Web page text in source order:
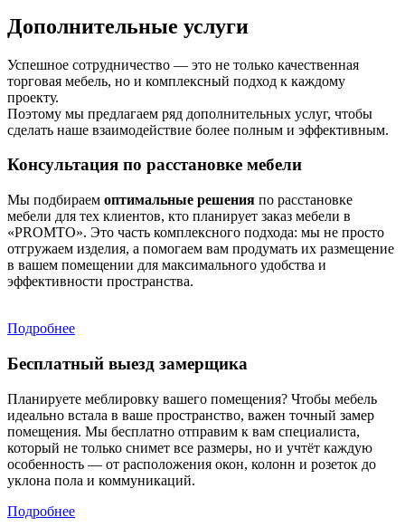
Дополнительные услуги
Успешное сотрудничество — это не только качественная
торговая мебель, но и комплексный подход к каждому
проекту.
Поэтому мы предлагаем ряд дополнительных услуг, чтобы
сделать наше взаимодействие более полным и эффективным.
Консультация по расстановке мебели
Мы подбираем оптимальные решения по расстановке
мебели для тех клиентов, кто планирует заказ мебели в
«PROMTO». Это часть комплексного подхода: мы не просто
отгружаем изделия, а помогаем вам продумать их размещение
в вашем помещении для максимального удобства и
эффективности пространства.
Подробнее
Бесплатный выезд замерщика
Планируете меблировку вашего помещения? Чтобы мебель
идеально встала в ваше пространство, важен точный замер
помещения. Мы бесплатно отправим к вам специалиста,
который не только снимет все размеры, но и учтёт каждую
особенность — от расположения окон, колонн и розеток до
уклона пола и коммуникаций.
Подробнее